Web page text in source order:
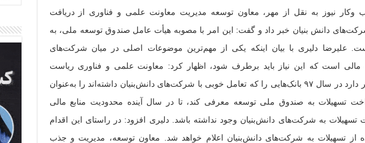
نیوز به نقل از مهر، معاون توسعه مدیریت معاونت علمی و فناوری از دریافت
دانش بنیان خبر داد و گفت: این امر با مصوبه هیأت عامل صندوق توسعه ملی، به
علیرضا دلیری با بیان اینکه یکی از مهم‌ترین موضوعات اصلی در میان شرکت‌های
مالی است که این نیاز باید برطرف شود، اظهار کرد: معاونت علمی و فناوری ریاست
جمهوری، در نظر دارد در سال ۹۷ بانک‌هایی را که تعامل خوبی با شرکت‌های دانش‌بنیان داشته‌اند را به‌عنوان
تسهیلات به صندوق ملی توسعه معرفی کند، تا در سال آینده محدودیت منابع مالی
تسهیلات به شرکت‌های دانش‌بنیان وجود نداشته باشد.
دلیری افزود: در راستای این اقدام
از تسهیلات به شرکت‌های دانش‌بنیان اعلام خواهد شد.
معاون توسعه، مدیریت و جذب